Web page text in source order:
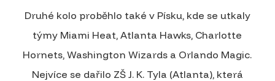
Druhé kolo proběhlo také v Písku, kde se utkaly
týmy Miami Heat, Atlanta Hawks, Charlotte
Hornets, Washington Wizards a Orlando Magic.
Nejvíce se dařilo ZŠ J. K. Tyla (Atlanta), která